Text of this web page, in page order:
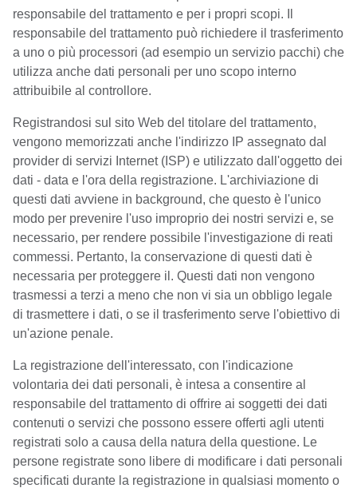
responsabile del trattamento e per i propri scopi. Il
responsabile del trattamento può richiedere il trasferimento
a uno o più processori (ad esempio un servizio pacchi) che
utilizza anche dati personali per uno scopo interno
attribuibile al controllore.
Registrandosi sul sito Web del titolare del trattamento,
vengono memorizzati anche l'indirizzo IP assegnato dal
provider di servizi Internet (ISP) e utilizzato dall'oggetto dei
dati - data e l'ora della registrazione. L'archiviazione di
questi dati avviene in background, che questo è l'unico
modo per prevenire l'uso improprio dei nostri servizi e, se
necessario, per rendere possibile l'investigazione di reati
commessi. Pertanto, la conservazione di questi dati è
necessaria per proteggere il. Questi dati non vengono
trasmessi a terzi a meno che non vi sia un obbligo legale
di trasmettere i dati, o se il trasferimento serve l'obiettivo di
un'azione penale.
La registrazione dell'interessato, con l'indicazione
volontaria dei dati personali, è intesa a consentire al
responsabile del trattamento di offrire ai soggetti dei dati
contenuti o servizi che possono essere offerti agli utenti
registrati solo a causa della natura della questione. Le
persone registrate sono libere di modificare i dati personali
specificati durante la registrazione in qualsiasi momento o